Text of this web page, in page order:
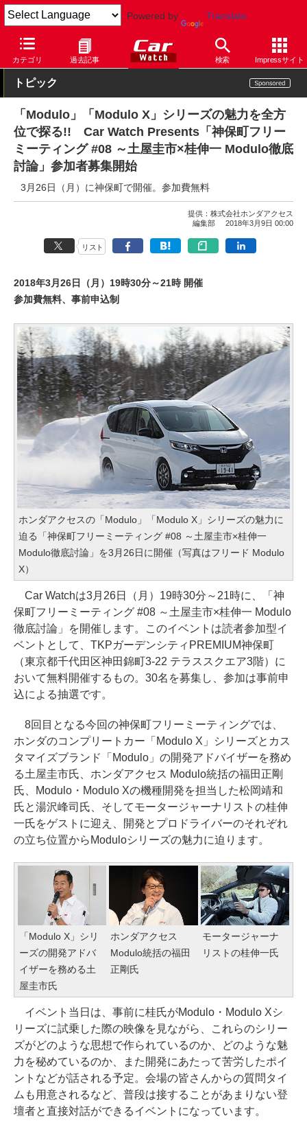
Powered by Translate
カテゴリ 過去記事 検索 Impressサイト
Car Watch 自動車 ホンダ ステップワゴン
トピック
「Modulo」「Modulo X」シリーズの魅力を全方
位で探る!! Car Watch Presents「神保町フリー
ミーティング #08 ～土屋圭市×桂伸一 Modulo徹底
討論」参加者募集開始
3月26日（月）に神保町で開催。参加費無料
提供： 株式会社ホンダアクセス
編集部
2018年3月9日 00:00
リスト
2018年3月26日（月）19時30分～21時 開催
参加費無料、事前申込制
ホンダアクセスの「Modulo」「Modulo X」シリーズの魅力に
迫る「神保町フリーミーティング #08 ～土屋圭市×桂伸一
Modulo徹底討論」を3月26日に開催（写真はフリード Modulo
X）
Car Watchは3月26日（月）19時30分～21時に、「神
保町フリーミーティング #08 ～土屋圭市×桂伸一 Modulo
徹底討論」を開催します。このイベントは読者参加型イ
ベントとして、TKPガーデンシティPREMIUM神保町
（東京都千代田区神田錦町3-22 テラススクエア3階）に
おいて無料開催するもの。30名を募集し、参加は事前申
込による抽選です。
8回目となる今回の神保町フリーミーティングでは、
ホンダのコンプリートカー「Modulo X」シリーズとカス
タマイズブランド「Modulo」の開発アドバイザーを務め
る土屋圭市氏、ホンダアクセス Modulo統括の福田正剛
氏、Modulo・Modulo Xの機種開発を担当した松岡靖和
氏と湯沢峰司氏、そしてモータージャーナリストの桂伸
一氏をゲストに迎え、開発とプロドライバーのそれぞれ
の立ち位置からModuloシリーズの魅力に迫ります。
「Modulo X」シリ
ーズの開発アドバ
イザーを務める土
屋圭市氏
ホンダアクセス
Modulo統括の福田
正剛氏
モータージャーナ
リストの桂伸一氏
イベント当日は、事前に桂氏がModulo・Modulo Xシ
リーズに試乗した際の映像を見ながら、これらのシリー
ズがどのような思想で作られているのか、どのような魅
力を秘めているのか、また開発にあたって苦労したポイ
ントなどが話される予定。会場の皆さんからの質問タイ
ムも用意されるなど、普段は接することがあまりない登
壇者と直接対話ができるイベントになっています。